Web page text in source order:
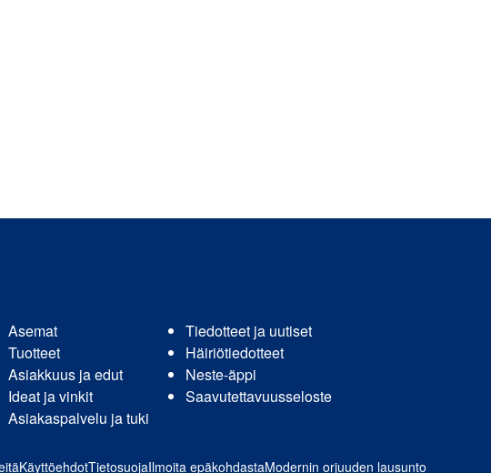
Asemat
Tuotteet
Asiakkuus ja edut
Ideat ja vinkit
Asiakaspalvelu ja tuki
Tiedotteet ja uutiset
Häiriötiedotteet
Neste-äppi
Saavutettavuusseloste
KäyttöehdotTietosuojaIlmoita epäkohdastaModernin orjuuden lausunto